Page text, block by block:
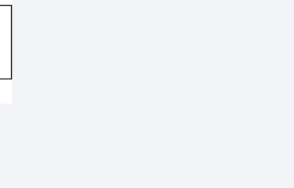
Este